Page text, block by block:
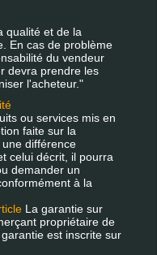
qualité et de la
En cas de problème
du vendeur
devra prendre les
l'acheteur."
ou services mis en
faite sur la
différence
celui décrit, il pourra
demander un
à la
La garantie sur
propriétaire de
est inscrite sur